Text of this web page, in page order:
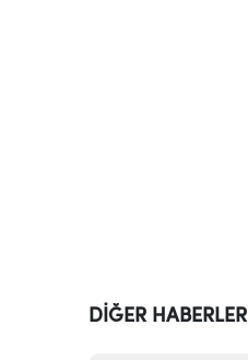
DİĞER HABERLER